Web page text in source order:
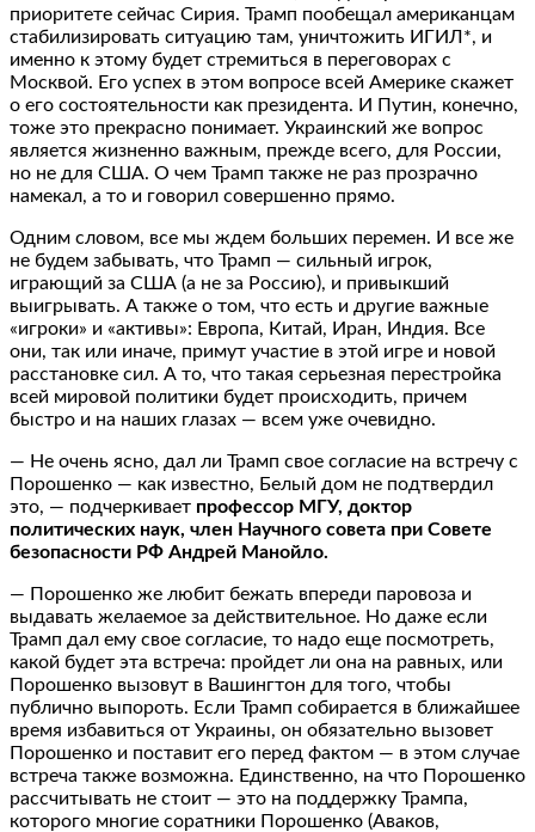
приоритете сейчас Сирия. Трамп пообещал американцам
стабилизировать ситуацию там, уничтожить ИГИЛ*, и
именно к этому будет стремиться в переговорах с
Москвой. Его успех в этом вопросе всей Америке скажет
о его состоятельности как президента. И Путин, конечно,
тоже это прекрасно понимает. Украинский же вопрос
является жизненно важным, прежде всего, для России,
но не для США. О чем Трамп также не раз прозрачно
намекал, а то и говорил совершенно прямо.
Одним словом, все мы ждем больших перемен. И все же
не будем забывать, что Трамп — сильный игрок,
играющий за США (а не за Россию), и привыкший
выигрывать. А также о том, что есть и другие важные
«игроки» и «активы»: Европа, Китай, Иран, Индия. Все
они, так или иначе, примут участие в этой игре и новой
расстановке сил. А то, что такая серьезная перестройка
всей мировой политики будет происходить, причем
быстро и на наших глазах — всем уже очевидно.
— Не очень ясно, дал ли Трамп свое согласие на встречу с
Порошенко — как известно, Белый дом не подтвердил
это, — подчеркивает профессор МГУ, доктор
политических наук, член Научного совета при Совете
безопасности РФ Андрей Манойло.
— Порошенко же любит бежать впереди паровоза и
выдавать желаемое за действительное. Но даже если
Трамп дал ему свое согласие, то надо еще посмотреть,
какой будет эта встреча: пройдет ли она на равных, или
Порошенко вызовут в Вашингтон для того, чтобы
публично выпороть. Если Трамп собирается в ближайшее
время избавиться от Украины, он обязательно вызовет
Порошенко и поставит его перед фактом — в этом случае
встреча также возможна. Единственно, на что Порошенко
рассчитывать не стоит — это на поддержку Трампа,
которого многие соратники Порошенко (Аваков,